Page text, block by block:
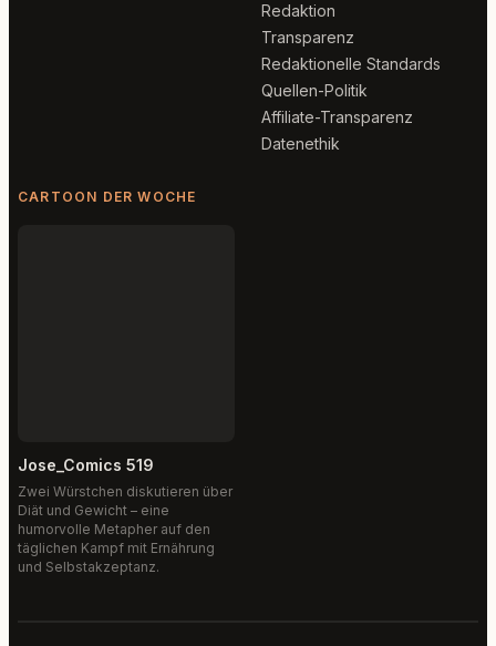
Redaktion
Transparenz
Redaktionelle Standards
Quellen-Politik
Affiliate-Transparenz
Datenethik
CARTOON DER WOCHE
Jose_Comics 519
Zwei Würstchen diskutieren über
Diät und Gewicht – eine
humorvolle Metapher auf den
täglichen Kampf mit Ernährung
und Selbstakzeptanz.